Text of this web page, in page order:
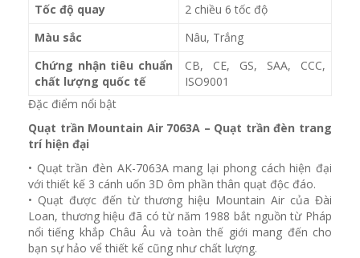
Tốc độ quay
2 chiều 6 tốc độ
Màu sắc
Nâu, Trắng
Chứng nhận tiêu chuẩn
chất lượng quốc tế
CB, CE, GS, SAA, CCC,
ISO9001
Đặc điểm nổi bật
Quạt trần Mountain Air 7063A – Quạt trần đèn trang
trí hiện đại
• Quạt trần đèn AK-7063A mang lại phong cách hiện đại
với thiết kế 3 cánh uốn 3D ôm phần thân quạt độc đáo.
• Quạt được đến từ thương hiệu Mountain Air của Đài
Loan, thương hiệu đã có từ năm 1988 bắt nguồn từ Pháp
nổi tiếng khắp Châu Âu và toàn thế giới mang đến cho
bạn sự hảo vể thiết kế cũng như chất lượng.